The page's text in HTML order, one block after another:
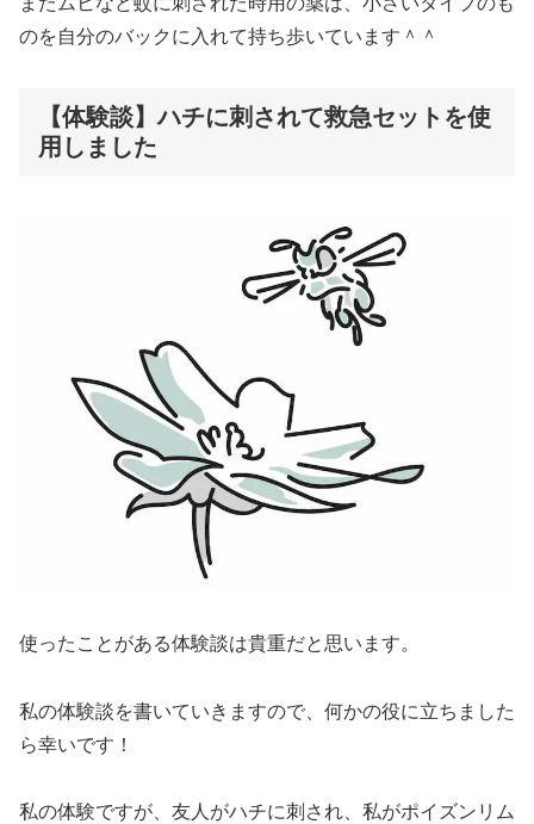
のを自分のバックに入れて持ち歩いています＾＾
【体験談】ハチに刺されて救急セットを使
用しました
使ったことがある体験談は貴重だと思います。
私の体験談を書いていきますので、何かの役に立ちました
ら幸いです！
私の体験ですが、友人がハチに刺され、私がポイズンリム